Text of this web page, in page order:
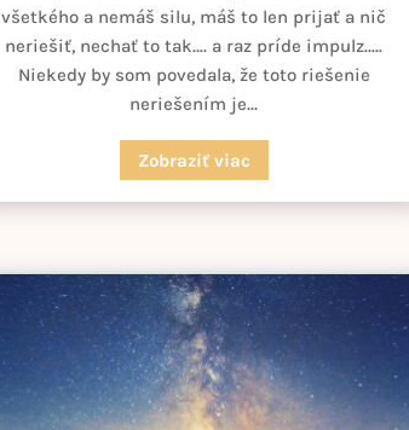
všetkého a nemáš silu, máš to len prijať a nič
neriešiť, nechať to tak…. a raz príde impulz…..
Niekedy by som povedala, že toto riešenie
neriešením je...
Zobraziť viac